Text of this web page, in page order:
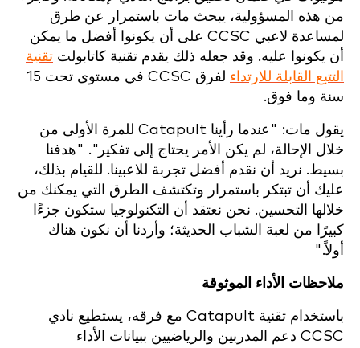
من هذه المسؤولية، يبحث مات باستمرار عن طرق
لمساعدة لاعبي CCSC على أن يكونوا أفضل ما يمكن
أن يكونوا عليه. وقد جعله ذلك يقدم تقنية كاتابولت تقنية
التتبع القابلة للارتداء
لفرق CCSC في مستوى تحت 15
سنة وما فوق.
يقول مات: "عندما رأينا Catapult للمرة الأولى من
خلال الإحالة، لم يكن الأمر يحتاج إلى تفكير". "هدفنا
بسيط. نريد أن نقدم أفضل تجربة للاعبينا. للقيام بذلك،
عليك أن تبتكر باستمرار وتكتشف الطرق التي يمكنك من
خلالها التحسين. نحن نعتقد أن التكنولوجيا ستكون جزءًا
كبيرًا من لعبة الشباب الحديثة؛ وأردنا أن نكون هناك
أولاً."
ملاحظات الأداء الموثوقة
باستخدام تقنية Catapult مع فرقه، يستطيع نادي
CCSC دعم المدربين والرياضيين ببيانات الأداء